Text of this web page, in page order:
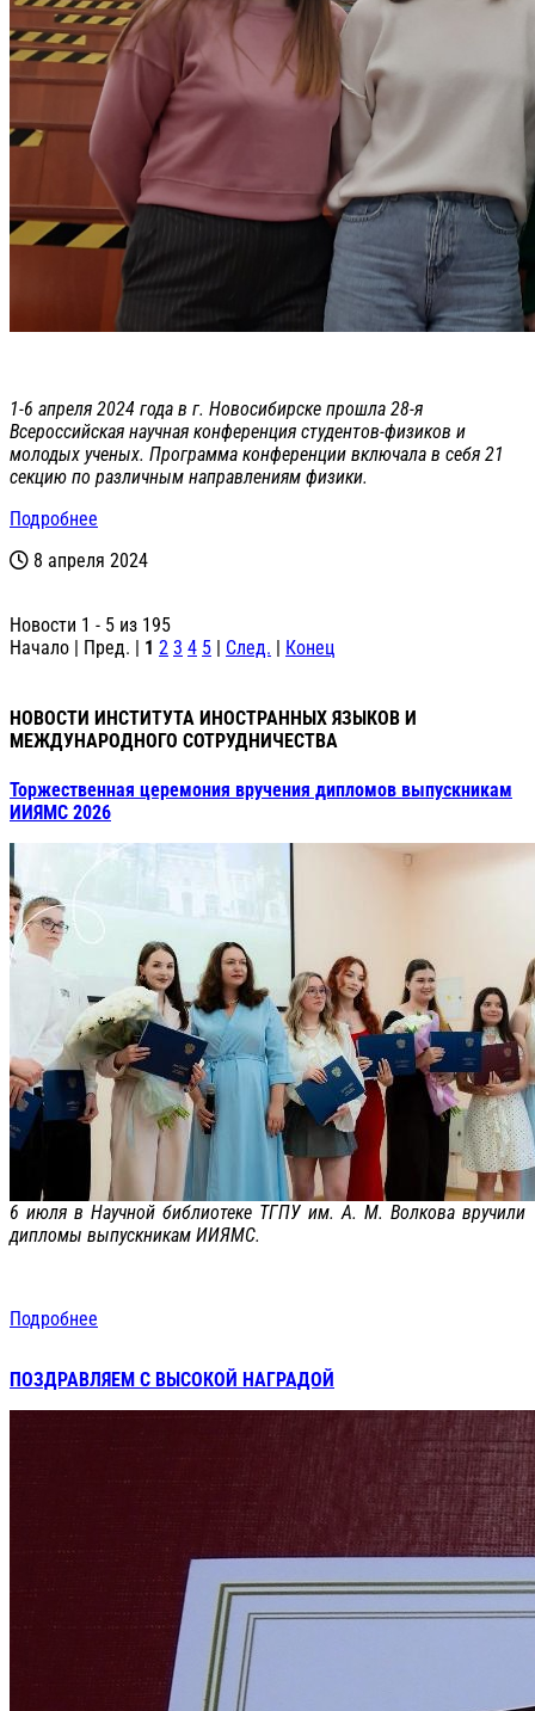
1-6 апреля 2024 года в г. Новосибирске прошла 28-я
Всероссийская научная конференция студентов-физиков и
молодых ученых. Программа конференции включала в себя 21
секцию по различным направлениям физики.
Подробнее
8 апреля 2024
Новости 1 - 5 из 195
Начало | Пред. | 1 2 3 4 5 | След. | Конец
НОВОСТИ ИНСТИТУТА ИНОСТРАННЫХ ЯЗЫКОВ И
МЕЖДУНАРОДНОГО СОТРУДНИЧЕСТВА
Торжественная церемония вручения дипломов выпускникам
ИИЯМС 2026
6 июля в Научной библиотеке ТГПУ им. А. М. Волкова вручили
дипломы выпускникам ИИЯМС.
Подробнее
ПОЗДРАВЛЯЕМ С ВЫСОКОЙ НАГРАДОЙ